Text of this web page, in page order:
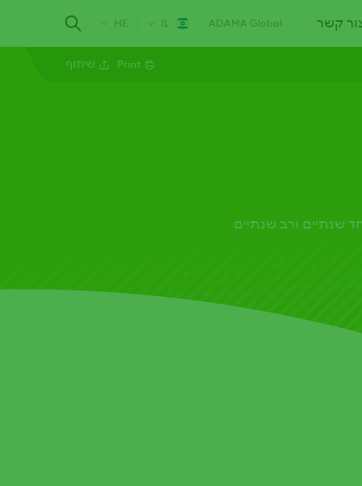
קשר ADAMA Global
IL
HE
Print שיתוף
שנתיים ורב שנתיים